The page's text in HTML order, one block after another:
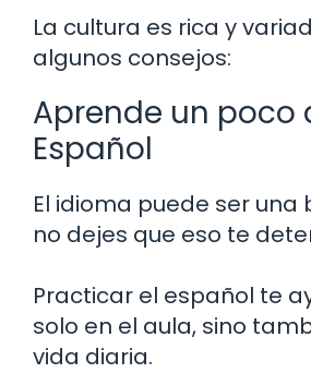
La cultura es rica y
algunos consejos:
Aprende un poco
Español
El idioma puede ser una
no dejes que eso te
Practicar el español te
solo en el aula, sino
vida diaria.